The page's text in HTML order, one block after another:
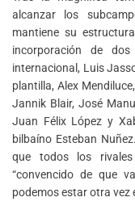
alcanzar los
mantiene su
incorporación de
internacional, Luis
plantilla, Alex
Jannik Blair, José
Juan Félix López y
bilbaíno Esteban
que todos los
“convencido de que
podemos estar otra vez